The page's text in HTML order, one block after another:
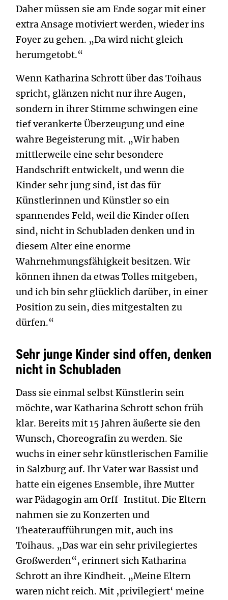
Daher müssen sie am Ende sogar mit einer
extra Ansage motiviert werden, wieder ins
Foyer zu gehen. „Da wird nicht gleich
herumgetobt.“
Wenn Katharina Schrott über das Toihaus
spricht, glänzen nicht nur ihre Augen,
sondern in ihrer Stimme schwingen eine
tief verankerte Überzeugung und eine
wahre Begeisterung mit. „Wir haben
mittlerweile eine sehr besondere
Handschrift entwickelt, und wenn die
Kinder sehr jung sind, ist das für
Künstlerinnen und Künstler so ein
spannendes Feld, weil die Kinder offen
sind, nicht in Schubladen denken und in
diesem Alter eine enorme
Wahrnehmungsfähigkeit besitzen. Wir
können ihnen da etwas Tolles mitgeben,
und ich bin sehr glücklich darüber, in einer
Position zu sein, dies mitgestalten zu
dürfen.“
Sehr junge Kinder sind offen, denken
nicht in Schubladen
Dass sie einmal selbst Künstlerin sein
möchte, war Katharina Schrott schon früh
klar. Bereits mit 15 Jahren äußerte sie den
Wunsch, Choreografin zu werden. Sie
wuchs in einer sehr künstlerischen Familie
in Salzburg auf. Ihr Vater war Bassist und
hatte ein eigenes Ensemble, ihre Mutter
war Pädagogin am Orff-Institut. Die Eltern
nahmen sie zu Konzerten und
Theateraufführungen mit, auch ins
Toihaus. „Das war ein sehr privilegiertes
Großwerden“, erinnert sich Katharina
Schrott an ihre Kindheit. „Meine Eltern
waren nicht reich. Mit ‚privilegiert‘ meine